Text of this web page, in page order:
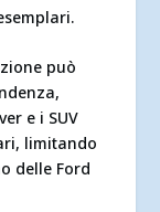
può
e i SUV
limitando
delle Ford